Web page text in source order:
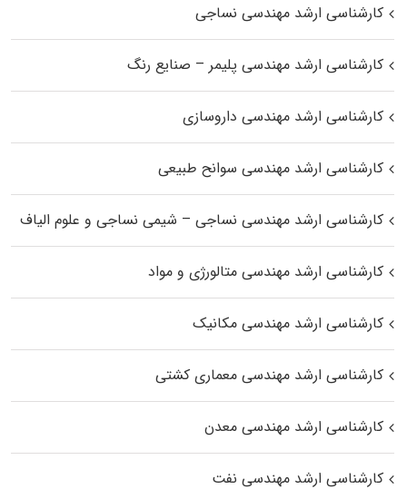
کارشناسی ارشد مهندسی نساجی
کارشناسی ارشد مهندسی پلیمر – صنایع رنگ
کارشناسی ارشد مهندسی داروسازی
کارشناسی ارشد مهندسی سوانح طبیعی
کارشناسی ارشد مهندسی نساجی – شیمی نساجی و علوم الیاف
کارشناسی ارشد مهندسی متالورژی و مواد
کارشناسی ارشد مهندسی مکانیک
کارشناسی ارشد مهندسی معماری کشتی
کارشناسی ارشد مهندسی معدن
کارشناسی ارشد مهندسی نفت